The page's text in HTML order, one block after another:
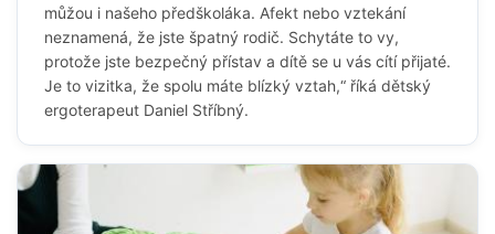
můžou i našeho předškoláka. Afekt nebo vztekání
neznamená, že jste špatný rodič. Schytáte to vy,
protože jste bezpečný přístav a dítě se u vás cítí přijaté.
Je to vizitka, že spolu máte blízký vztah,“ říká dětský
ergoterapeut Daniel Stříbný.